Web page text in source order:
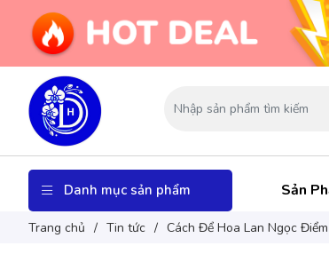
Danh mục sản phẩm Sản
Trang chủ / Tin tức / Cách Để Hoa Lan Ngọc